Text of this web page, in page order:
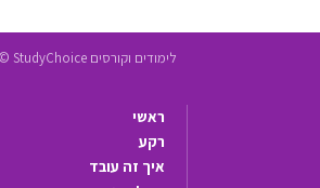
לימודים וקורסים StudyChoice © כל הזכויות שמורות 2026
ראשי
רקע
איך זה עובד